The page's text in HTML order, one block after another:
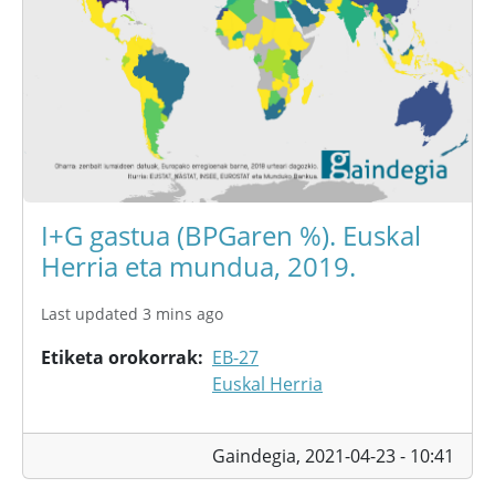
I+G gastua (BPGaren %). Euskal
Herria eta mundua, 2019.
Last updated 3 mins ago
Etiketa orokorrak
EB-27
Euskal Herria
Gaindegia, 2021-04-23 - 10:41